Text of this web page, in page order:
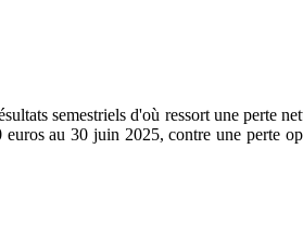
semestriels d'où ressort une perte
au 30 juin 2025, contre une perte